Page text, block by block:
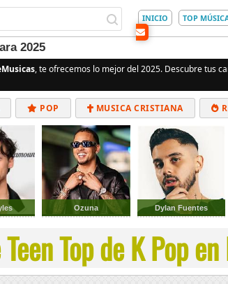
INICIO TOP
2025
, te ofrecemos lo mejor del 2025. Descubre tus
POP MUSICA CRISTIANA
ELECTRÓNICA CUMBIAS
Ozuna Dylan Fuentes
Top de K Pop